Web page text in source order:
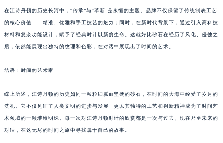
在江诗丹顿的历史长河中，“传承”与“革新”是永恒的主题。品牌不仅保留了传统制表工艺
的核心价值——精准、优雅和手工技艺的魅力；同时，在新时代背景下，通过引入高科技
材料和复杂功能设计，赋予了经典时计以新的生命。这就好比砂石在经历了风化、侵蚀之
后，依然能展现出独特的纹理和色彩，在对话中展现出了时间的艺术。
结语：时间的艺术家
综上所述，江诗丹顿的历史如同一粒粒细腻而坚硬的砂石，在时间的大海中经受了岁月的
洗礼。它不仅见证了人类文明的进步与发展，更以其独特的工艺和创新精神成为了时间艺
术领域的一颗璀璨明珠。每一次对江诗丹顿时计的欣赏都是一次与过去、现在乃至未来的
对话，在这无尽的时间之旅中寻找属于自己的故事。